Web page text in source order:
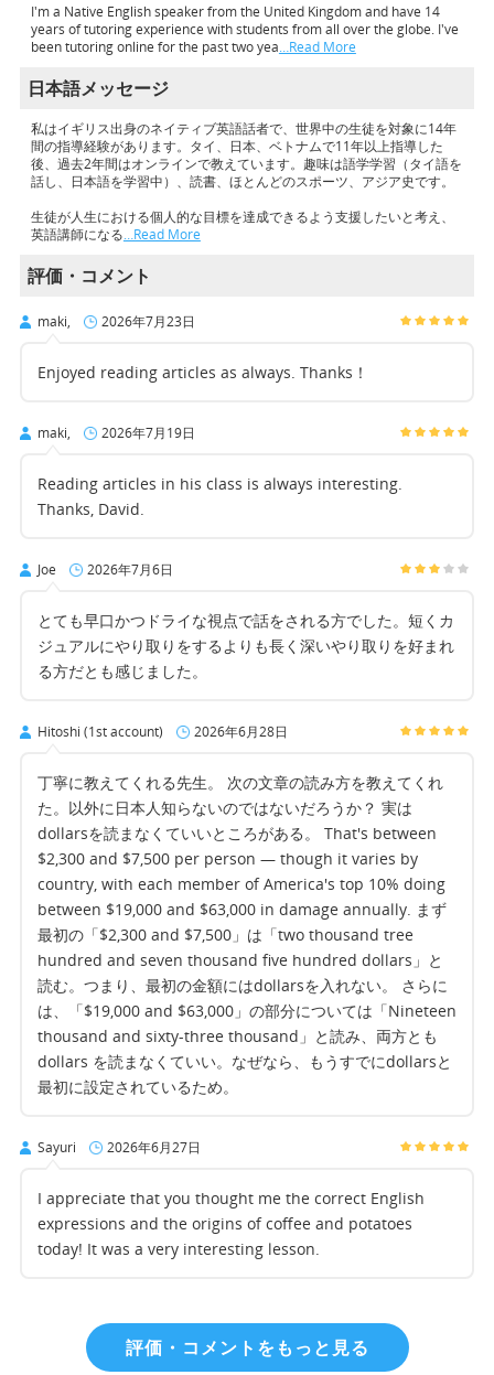
I'm a Native English speaker from the United Kingdom and have 14
years of tutoring experience with students from all over the globe. I've
been tutoring online for the past two yea…Read More
日本語メッセージ
私はイギリス出身のネイティブ英語話者で、世界中の生徒を対象に14年
間の指導経験があります。タイ、日本、ベトナムで11年以上指導した
後、過去2年間はオンラインで教えています。趣味は語学学習（タイ語を
話し、日本語を学習中）、読書、ほとんどのスポーツ、アジア史です。
生徒が人生における個人的な目標を達成できるよう支援したいと考え、
英語講師になる…Read More
評価・コメント
maki, 2026年7月23日
Enjoyed reading articles as always. Thanks！
maki, 2026年7月19日
Reading articles in his class is always interesting.
Thanks, David.
Joe 2026年7月6日
とても早口かつドライな視点で話をされる方でした。短くカ
ジュアルにやり取りをするよりも長く深いやり取りを好まれ
る方だとも感じました。
Hitoshi (1st account) 2026年6月28日
丁寧に教えてくれる先生。 次の文章の読み方を教えてくれ
た。以外に日本人知らないのではないだろうか？ 実は
dollarsを読まなくていいところがある。 That's between
$2,300 and $7,500 per person — though it varies by
country, with each member of America's top 10% doing
between $19,000 and $63,000 in damage annually. まず
最初の「$2,300 and $7,500」は「two thousand tree
hundred and seven thousand five hundred dollars」と
読む。つまり、最初の金額にはdollarsを入れない。 さらに
は、「$19,000 and $63,000」の部分については「Nineteen
thousand and sixty-three thousand」と読み、両方とも
dollars を読まなくていい。なぜなら、もうすでにdollarsと
最初に設定されているため。
Sayuri 2026年6月27日
I appreciate that you thought me the correct English
expressions and the origins of coffee and potatoes
today! It was a very interesting lesson.
評価・コメントをもっと見る